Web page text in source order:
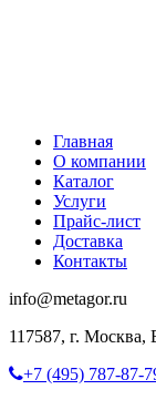
Главная
О компании
Каталог
Услуги
Прайс-лист
Доставка
Контакты
info@metagor.ru
117587, г.
+7 (495) 787-87-